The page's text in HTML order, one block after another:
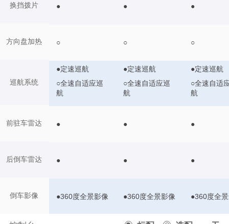
换挡拨片
方向盘加热
巡航系统
前驻车雷达
后倒车雷达
倒车影像
● ● ●
○ ○ ○
●定速巡航
○全速自适应巡
航
●定速巡航
○全速自适应巡
航
●定速巡航
○全速自适
航
● ● ●
● ● ●
●360度全景影像 ●360度全景影像 ●360度全